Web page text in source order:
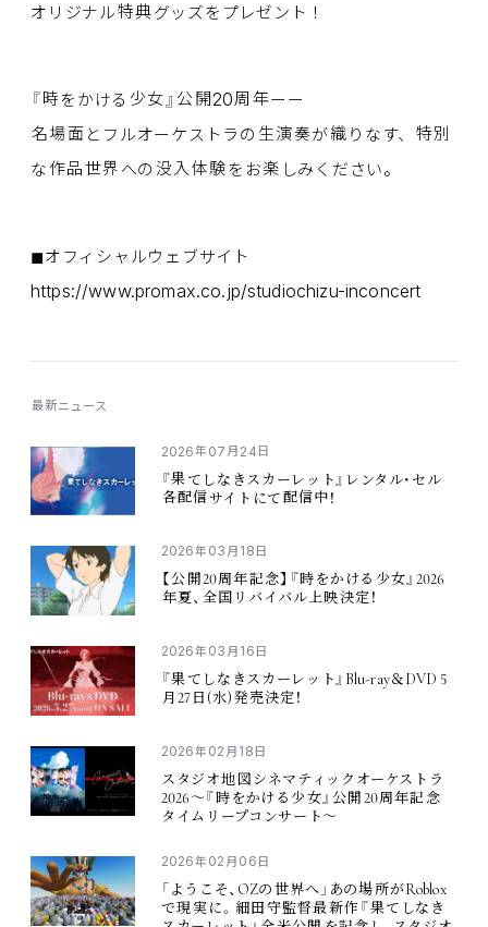
オリジナル特典グッズをプレゼント！
『時をかける 少女 』 公開20周年ーー
名場面 とフルオーケストラの 生演奏が織 りなす、 特別
な 作品世界 への 没入体験をお楽 しみください。
◼︎オフィシャルウェブサイト
https://www.promax.co.jp/studiochizu-inconcert
最新ニュース
2026年 07 月 24 日
『果てしなきスカーレット』レンタル・セル
各配信サイトにて配信中！
2026年 03 月 18 日
【 公開20周年記念】『時をかける 少女』2026
年夏、 全国 リバイバル上映決定！
2026年 03 月 16 日
『果てしなきスカーレット』 Blu-ray＆DVD 5
月27 日 (水)発売決定！
2026年 02 月 18 日
スタジオ地図 シネマティックオーケストラ
2026〜『時をかける 少女』 公開20周年記念
タイムリープコンサート〜
2026年 02 月 06 日
「ようこそ、 OZの世界へ」あの場所がRoblox
で現実に。 細田守監督最新作 『果てしなき